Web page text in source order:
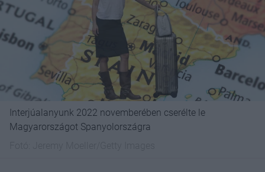
Interjúalanyunk 2022 novemberében cserélte le
Magyarországot Spanyolországra